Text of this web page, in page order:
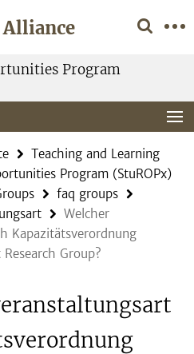
Program
Teaching and Learning
Program (StuROPx)
faq groups
Welcher
Kapazitätsverordnung
Group?